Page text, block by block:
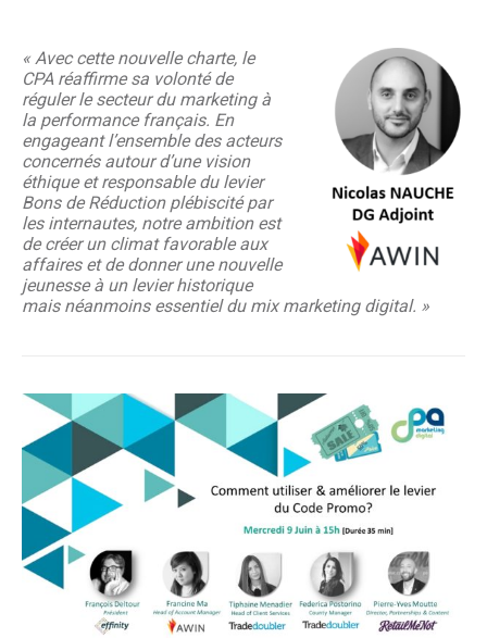
« Avec cette nouvelle charte, le
CPA réaffirme sa volonté de
réguler le secteur du marketing à
la performance français. En
engageantl’ensemble des acteurs
concernés autour d’une vision
éthique et responsable du levier
Bons de Réduction plébiscité par
les internautes, notre ambition est
de créer un climat favorable aux
affaires et de donner une nouvelle
jeunesse à un levier historique
mais néanmoins essentiel du mix marketing digital. »